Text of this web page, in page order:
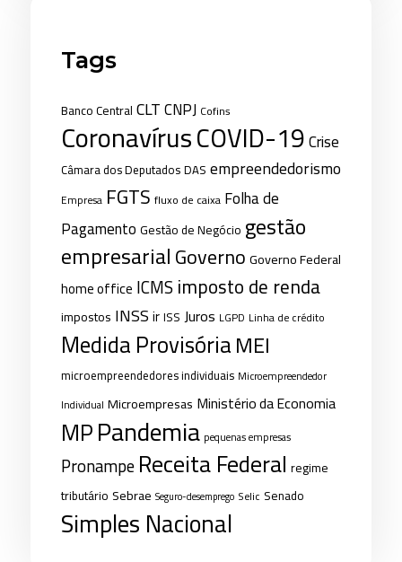
Tags
Banco CentralCLTCNPJ Cofins
CoronavírusCOVID-19Crise
Câmara dos DeputadosDAS empreendedorismo
Empresa FGTS fluxo de caixa Folha de
PagamentoGestão de Negócio gestão
empresarialGovernoGoverno Federal
home office ICMSimposto de renda
impostos INSSirISS Juros LGPD Linha de crédito
Medida ProvisóriaMEI
microempreendedores individuais Microempreendedor
Individual Microempresas Ministério da Economia
MPPandemia pequenas empresas
PronampeReceita Federal regime
tributárioSebrae Seguro-desemprego Selic Senado
Simples Nacional